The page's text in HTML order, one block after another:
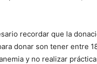
recordar que la
donar son tener entre
y no realizar